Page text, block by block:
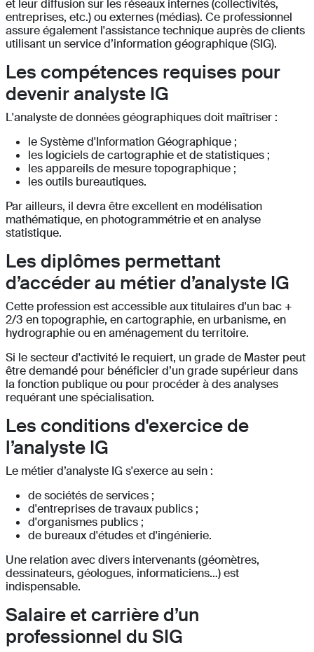
et leur diffusion sur les réseaux internes (collectivités,
entreprises, etc.) ou externes (médias). Ce professionnel
assure également l'assistance technique auprès de clients
utilisant un service d’information géographique (SIG).
Les compétences requises pour
devenir analyste IG
L'analyste de données géographiques doit maîtriser :
le Système d'Information Géographique ;
les logiciels de cartographie et de statistiques ;
les appareils de mesure topographique ;
les outils bureautiques.
Par ailleurs, il devra être excellent en modélisation
mathématique, en photogrammétrie et en analyse
statistique.
Les diplômes permettant
d’accéder au métier d’analyste IG
Cette profession est accessible aux titulaires d'un bac +
2/3 en topographie, en cartographie, en urbanisme, en
hydrographie ou en aménagement du territoire.
Si le secteur d'activité le requiert, un grade de Master peut
être demandé pour bénéficier d’un grade supérieur dans
la fonction publique ou pour procéder à des analyses
requérant une spécialisation.
Les conditions d'exercice de
l’analyste IG
Le métier d’analyste IG s'exerce au sein :
de sociétés de services ;
d'entreprises de travaux publics ;
d'organismes publics ;
de bureaux d'études et d'ingénierie.
Une relation avec divers intervenants (géomètres,
dessinateurs, géologues, informaticiens…) est
indispensable.
Salaire et carrière d’un
professionnel du SIG